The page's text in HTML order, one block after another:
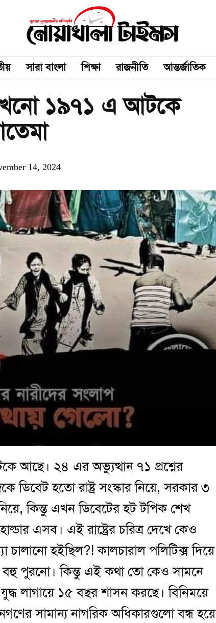
সারা বাংলা শিক্ষা রাজনীতি আন্তর্জাতিক
১৯৭১ এ আটকে
14, 2024
আছে। ২৪ এর অভ্যুত্থান ৭১ প্রশ্নের
হতো রাষ্ট্র সংস্কার নিয়ে, সরকার ৩
কিন্তু এখন ডিবেটের হট টপিক শেখ
এসব। এই রাষ্ট্রের চরিত্র দেখে কেও
হইছিল?! কালচারাল পলিটিক্স দিয়ে
বহু পুরনো। কিন্তু এই কথা তো কেও সামনে
লাগায়ে ১৫ বছর শাসন করছে। বিনিময়ে
সামান্য নাগরিক অধিকারগুলো বন্ধ হয়ে